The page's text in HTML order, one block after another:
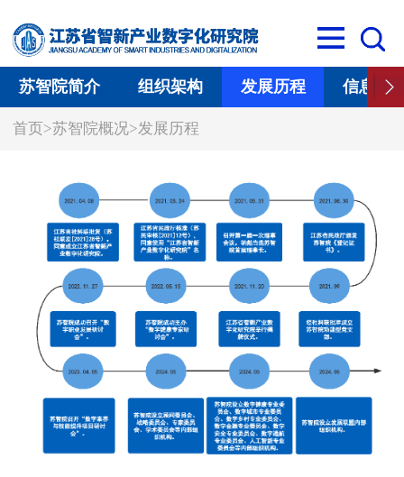
苏智院简介 组织架构 发展历程 信息公
首页>苏智院概况>发展历程